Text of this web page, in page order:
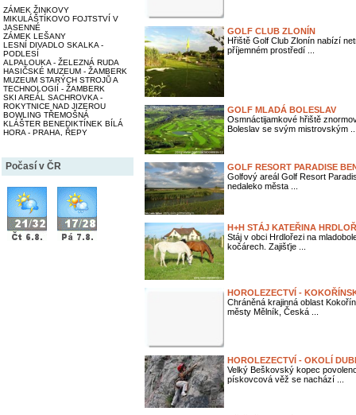
ZÁMEK ŽINKOVY
MIKULÁŠTÍKOVO FOJTSTVÍ V
JASENNÉ
ZÁMEK LEŠANY
LESNÍ DIVADLO SKALKA -
PODLESÍ
ALPALOUKA - ŽELEZNÁ RUDA
HASIČSKÉ MUZEUM - ŽAMBERK
MUZEUM STARÝCH STROJŮ A
TECHNOLOGIÍ - ŽAMBERK
SKI AREÁL SACHROVKA -
ROKYTNICE NAD JIZEROU
BOWLING TŘEMOŠNÁ
KLÁŠTER BENEDIKTÍNEK BÍLÁ
HORA - PRAHA, ŘEPY
Počasí v ČR
GOLF CLUB ZLONÍN
Hřiště Golf Club Zlonín nabízí
příjemném prostředí ...
GOLF MLADÁ BOLESLAV
Osmnáctijamkové hřiště
Boleslav se svým mistrovským
GOLF RESORT PARADISE
Golfový areál Golf Resort
nedaleko města ...
H+H STÁJ KATEŘINA
Stáj v obci Hrdlořezi na
kočárech. Zajišťje ...
HOROLEZECTVÍ -
Chráněná krajinná oblast
městy Mělník, Česká ...
HOROLEZECTVÍ - OKOLÍ
Velký Beškovský kopec
pískovcová věž se nachází ...